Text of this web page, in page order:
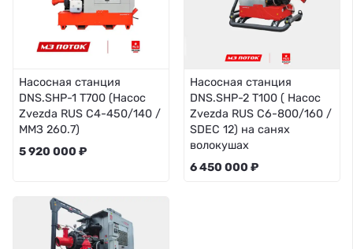
Насосная станция
DNS.SHP-1 Т700 (Насос
Zvezda RUS C4-450/140 /
ММЗ 260.7)
5 920 000 ₽
Насосная станция
DNS.SHP-2 T100 ( Насос
Zvezda RUS C6-800/160 /
SDEC 12) на санях
волокушах
6 450 000 ₽